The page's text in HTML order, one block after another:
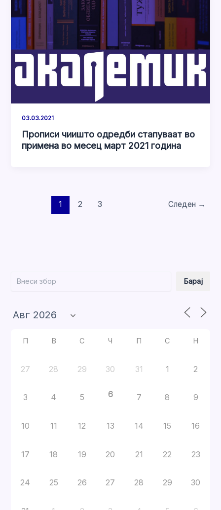
03.03.2021
Прописи чиишто одредби стапуваат во
примена во месец март 2021 година
1 2 3 Следен →
Барај
П В С Ч П С Н
27 28 29 30 31 1 2
3 4 5 6 7 8 9
10 11 12 13 14 15 16
17 18 19 20 21 22 23
24 25 26 27 28 29 30